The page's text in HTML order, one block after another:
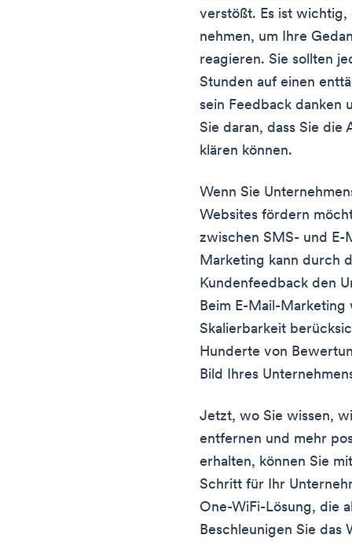
verstößt. Es ist wichtig,
nehmen, um Ihre
reagieren. Sie sollten
Stunden auf einen
sein Feedback danken
Sie daran, dass Sie
klären können.
Wenn Sie
Websites fördern
zwischen SMS- und
Marketing kann durch
Kundenfeedback den
Beim E-Mail-
Skalierbarkeit
Hunderte von
Bild Ihres
Jetzt, wo Sie wissen,
entfernen und mehr
erhalten, können Sie
Schritt für Ihr
One-WiFi-Lösung, die
Beschleunigen Sie das